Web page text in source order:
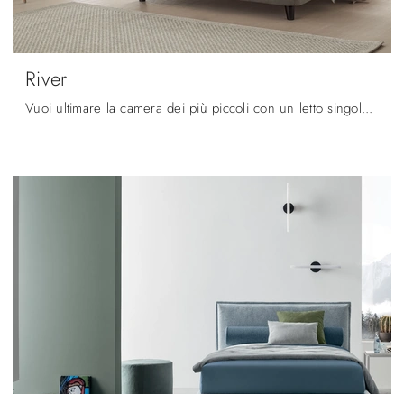
River
Vuoi ultimare la camera dei più piccoli con un letto singolo in tessuto? Ecco qui il modello River di V&Nice per spazi moderni.